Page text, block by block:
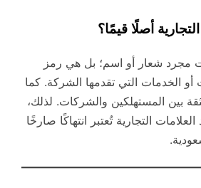
أصلًا قيمًا؟
مجرد شعار أو اسم؛ بل هي رمز
الخدمات التي تقدمها الشركة. كما
بين المستهلكين والشركات. لذلك،
التجارية تُعتبر انتهاكًا صارخًا